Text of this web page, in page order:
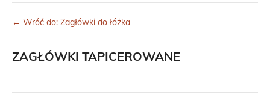
← Wróć do: Zagłówki do łóżka
ZAGŁÓWKI TAPICEROWANE